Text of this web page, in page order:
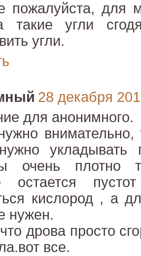
пожалуйста, для
такие угли
угли.
28 декабря
для анонимного.
укладывать
очень плотно
остается
кислород , а
нужен.
дрова просто
все.